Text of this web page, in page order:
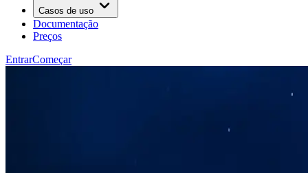
Casos de uso
Documentação
Preços
EntrarComeçar